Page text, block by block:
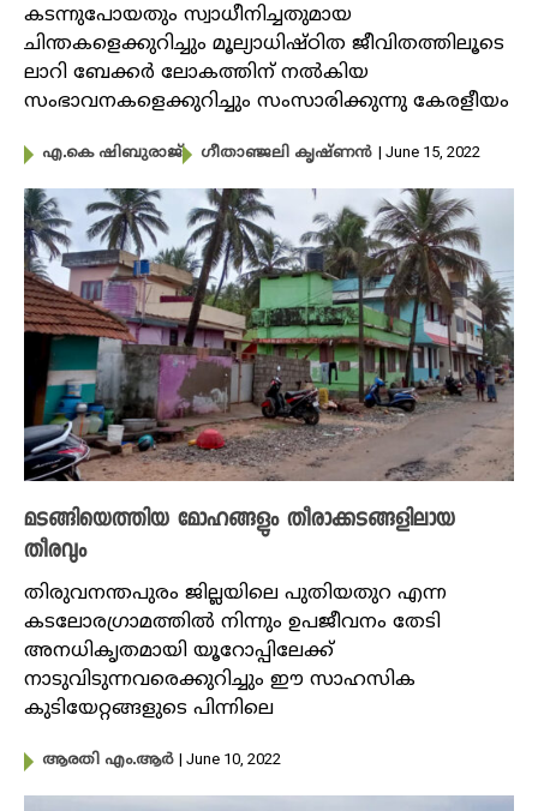
കടന്നുപോയതും സ്വാധീനിച്ചതുമായ
ചിന്തകളെക്കുറിച്ചും മൂല്യാധിഷ്ഠിത ജീവിതത്തിലൂടെ
ലാറി ബേക്കർ ലോകത്തിന് നൽകിയ
സംഭാവനകളെക്കുറിച്ചും സംസാരിക്കുന്നു കേരളീയം
എ.കെ ഷിബുരാജ് ഗീതാഞ്ജലി കൃഷ്ണൻ | June 15, 2022
മടങ്ങിയെത്തിയ മോഹങ്ങളും‌ തീരാക്കടങ്ങളിലായ
തീരവും
തിരുവനന്തപുരം ജില്ലയിലെ പുതിയതുറ എന്ന
കടലോരഗ്രാമത്തിൽ നിന്നും ഉപജീവനം തേടി
അനധികൃതമായി യൂറോപ്പിലേക്ക്
നാടുവിടുന്നവരെക്കുറിച്ചും ഈ സാഹസിക
കുടിയേറ്റങ്ങളുടെ പിന്നിലെ
ആരതി എം.ആർ | June 10, 2022